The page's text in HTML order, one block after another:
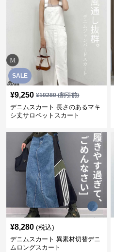
SALE
¥9,250 ¥10280(割引前)
デニムスカート 長さのあるマキ
シ丈サロペットスカート
¥8,280 (税込)
デニムスカート 異素材切替デニ
ムロングスカート